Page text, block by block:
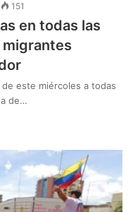
151
en todas las
migrantes
este miércoles a todas
de…